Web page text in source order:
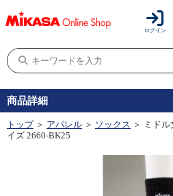
ログイン
商品詳細
トップ ＞ アパレル ＞ ソックス ＞ ミド
イズ 2660-BK25